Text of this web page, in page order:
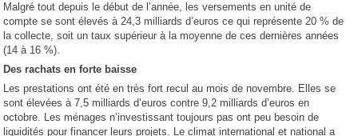
Malgré tout depuis le début de l’année, les versements en unité de
compte se sont élevés à 24,3 milliards d’euros ce qui représente 20 % de
la collecte, soit un taux supérieur à la moyenne de ces dernières années
(14 à 16 %).
Des rachats en forte baisse
Les prestations ont été en très fort recul au mois de novembre. Elles se
sont élevées à 7,5 milliards d’euros contre 9,2 milliards d’euros en
octobre. Les ménages n’investissant toujours pas ont peu besoin de
liquidités pour financer leurs projets. Le climat international et national a